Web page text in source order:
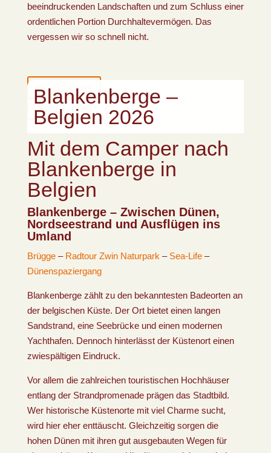
beeindruckenden Landschaften und zum Schluss einer
ordentlichen Portion Durchhaltevermögen. Das
vergessen wir so schnell nicht.
Brügge
Sea-Life
Blankenberge –
Belgien 2026
Mit dem Camper nach
Blankenberge in
Belgien
Blankenberge – Zwischen Dünen,
Nordseestrand und Ausflügen ins
Umland
Brügge– Radtour Zwin Naturpark – Sea-Life–
Dünenspaziergang
Blankenberge zählt zu den bekanntesten Badeorten an
der belgischen Küste. Der Ort bietet einen langen
Sandstrand, eine Seebrücke und einen modernen
Yachthafen. Dennoch hinterlässt der Küstenort einen
zwiespältigen Eindruck.
Vor allem die zahlreichen touristischen Hochhäuser
entlang der Strandpromenade prägen das Stadtbild.
Wer historische Küstenorte mit viel Charme sucht,
wird hier eher enttäuscht. Gleichzeitig sorgen die
hohen Dünen mit ihren gut ausgebauten Wegen für